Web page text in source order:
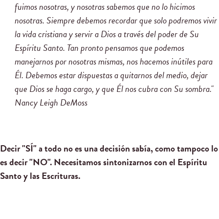
fuimos nosotras, y nosotras sabemos que no lo hicimos
nosotras. Siempre debemos recordar que solo podremos vivir
la vida cristiana y servir a Dios a través del poder de Su
Espíritu Santo. Tan pronto pensamos que podemos
manejarnos por nosotras mismas, nos hacemos inútiles para
Él. Debemos estar dispuestas a quitarnos del medio, dejar
que Dios se haga cargo, y que Él nos cubra con Su sombra."
Nancy Leigh DeMoss
Decir "SÍ" a todo no es una decisión sabía, como tampoco lo
es decir "NO". Necesitamos sintonizarnos con el Espíritu
Santo y las Escrituras.